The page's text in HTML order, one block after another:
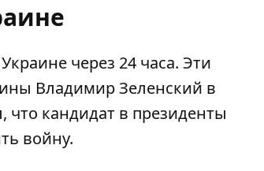
через 24 часа. Эти
Владимир Зеленский в
что кандидат в президенты
войну.